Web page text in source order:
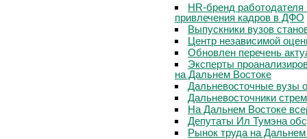
HR-бренд
привлечения кадров в ДФО
Выпускники вузов
Центр независимой
Обновлен перечень
Эксперты
на Дальнем Востоке
Дальневосточные вузы
Дальневосточники
На Дальнем Востоке
Депутаты Ил Тумэна
Рынок труда на